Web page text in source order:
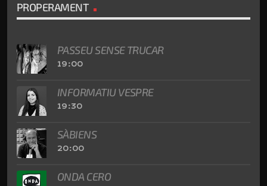
PROPERAMENT
PASSEU SENSE TRUCAR
19:00
INFORMATIU VESPRE
19:30
SÀBIENS
20:00
ONDA CERO